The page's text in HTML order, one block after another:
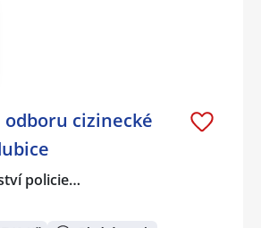
cizinecké
policie…